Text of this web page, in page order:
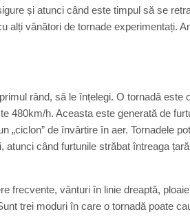
și atunci când este timpul să se
alți vânători de tornade experimentați.
rând, să le înțelegi. O tornadă
480km/h. Aceasta este generată de
„ciclon” de învârtire în aer. Tornadele
atunci când furtunile străbat întreaga
frecvente, vânturi în linie dreaptă,
trei moduri în care o tornadă poate